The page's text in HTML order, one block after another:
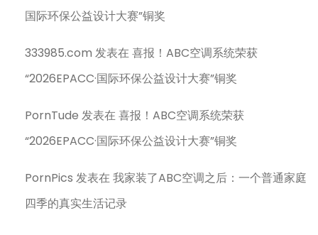
国际环保公益设计大赛”铜奖
333985.com 发表在喜报！ABC空调系统荣获
“2026EPACC·国际环保公益设计大赛”铜奖
PornTude 发表在喜报！ABC空调系统荣获
“2026EPACC·国际环保公益设计大赛”铜奖
PornPics 发表在我家装了ABC空调之后：一个普通家庭
四季的真实生活记录